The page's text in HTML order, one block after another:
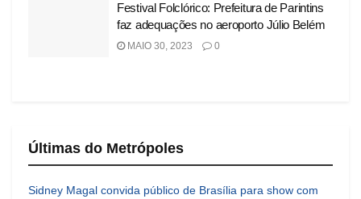
Festival Folclórico: Prefeitura de Parintins
faz adequações no aeroporto Júlio Belém
MAIO 30, 2023 0
Últimas do Metrópoles
Sidney Magal convida público de Brasília para show com